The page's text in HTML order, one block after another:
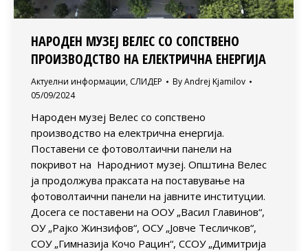
НАРОДЕН МУЗЕЈ ВЕЛЕС СО СОПСТВЕНО
ПРОИЗВОДСТВО НА ЕЛЕКТРИЧНА ЕНЕРГИЈА
Актуелни информации, СЛИДЕР ByAndrej Kjamilov
05/09/2024
Народен музеј Велес со сопствено
производство на електрична енергија.
Поставени се фотоволтаични панели на
покривот на Народниот музеј. Општина Велес
ја продолжува праксата на поставување на
фотоволтаични панели на јавните институции.
Досега се поставени на ООУ „Васил Главинов“,
ОУ „Рајко Жинзифов“, ОСУ „Јовче Тесличков“,
СОУ „Гимназија Кочо Рацин“, ССОУ „Димитрија